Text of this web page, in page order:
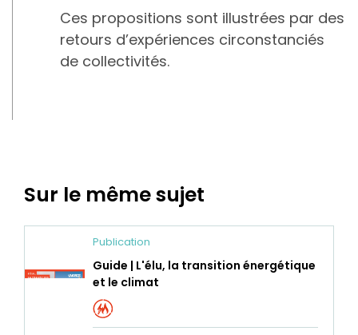
Ces propositions sont illustrées par des
retours d’expériences circonstanciés
de collectivités.
Sur le même sujet
Publication
Guide | L'élu, la transition énergétique
et le climat